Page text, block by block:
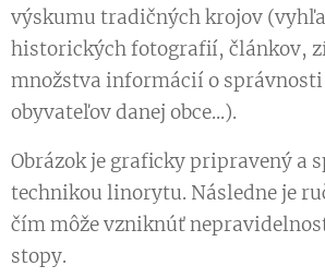
výskumu tradičných krojov
historických fotografií, článkov,
množstva informácií o správnosti
obyvateľov danej obce...).
Obrázok je graficky pripravený a
technikou linorytu. Následne je
čím môže vzniknúť
stopy.